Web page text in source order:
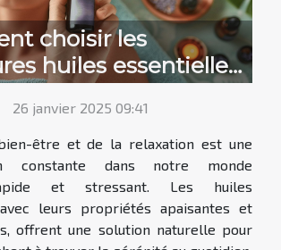
choisir les
huiles essentielles
26 janvier 2025 09:41
être et de la relaxation est une
constante dans notre monde
et stressant. Les huiles
leurs propriétés apaisantes et
offrent une solution naturelle pour